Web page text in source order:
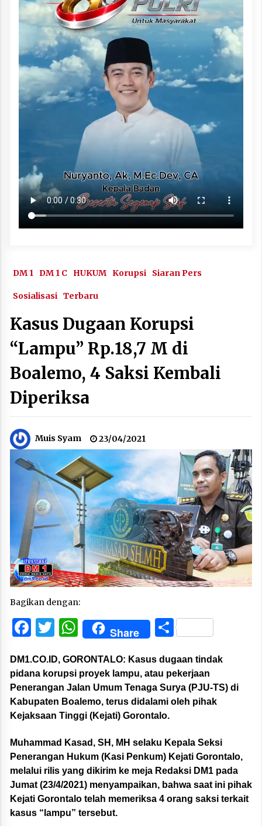
DM 1 DM 1 C HUKUM Korupsi Siaran Pers
Sosialisasi Terbaru
Kasus Dugaan Korupsi
“Lampu” Rp.18,7 M di
Boalemo, 4 Saksi Kembali
Diperiksa
Muis Syam 23/04/2021
Bagikan dengan:
Facebook
Twitter
WhatsApp
Share Share
DM1.CO.ID, GORONTALO: Kasus dugaan tindak
pidana korupsi proyek lampu, atau pekerjaan
Penerangan Jalan Umum Tenaga Surya (PJU-TS) di
Kabupaten Boalemo, terus didalami oleh pihak
Kejaksaan Tinggi (Kejati) Gorontalo.
Muhammad Kasad, SH, MH selaku Kepala Seksi
Penerangan Hukum (Kasi Penkum) Kejati Gorontalo,
melalui rilis yang dikirim ke meja Redaksi DM1 pada
Jumat (23/4/2021) menyampaikan, bahwa saat ini pihak
Kejati Gorontalo telah memeriksa 4 orang saksi terkait
kasus “lampu” tersebut.